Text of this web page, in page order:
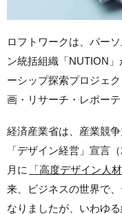
ロフトワークは、パー
ン統括組織「NUTION
ーシップ探索プロジェ
画・リサーチ・レポー
経済産業省は、産業競
「デザイン経営」宣言
月に
「高度デザイン人
来、ビジネスの世界で
なりましたが、いわゆ